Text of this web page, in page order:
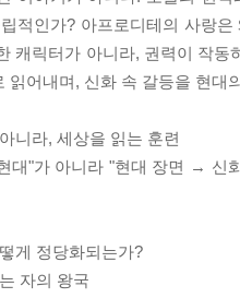
적인가? 아프로디테의 사랑
캐릭터가 아니라, 권력이 작
읽어내며, 신화 속 갈등을 현대
니라, 세상을 읽는 훈련
대"가 아니라 "현대 장면 → 신
게 정당화되는가?
자의 왕국